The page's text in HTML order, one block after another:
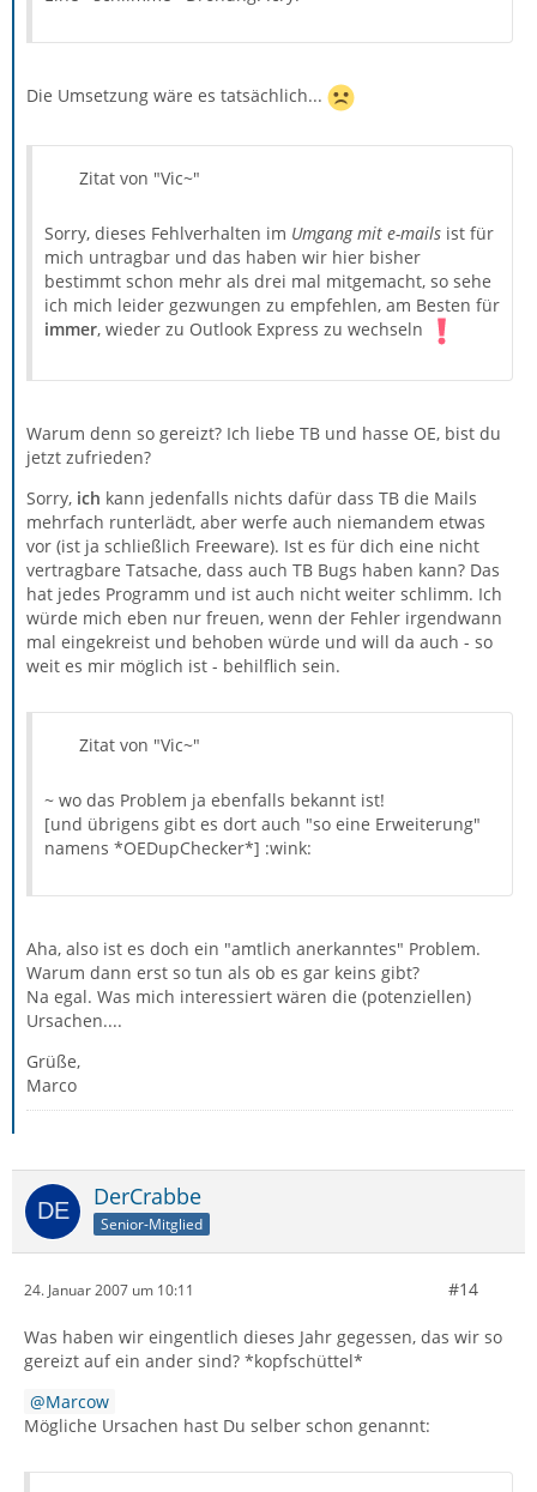
Die Umsetzung wäre es tatsächlich...
Zitat von "Vic~"
Sorry, dieses Fehlverhalten im Umgang mit e-mails ist für
mich untragbar und das haben wir hier bisher
bestimmt schon mehr als drei mal mitgemacht, so sehe
ich mich leider gezwungen zu empfehlen, am Besten für
immer, wieder zu Outlook Express zu wechseln
Warum denn so gereizt? Ich liebe TB und hasse OE, bist du
jetzt zufrieden?
Sorry, ich kann jedenfalls nichts dafür dass TB die Mails
mehrfach runterlädt, aber werfe auch niemandem etwas
vor (ist ja schließlich Freeware). Ist es für dich eine nicht
vertragbare Tatsache, dass auch TB Bugs haben kann? Das
hat jedes Programm und ist auch nicht weiter schlimm. Ich
würde mich eben nur freuen, wenn der Fehler irgendwann
mal eingekreist und behoben würde und will da auch - so
weit es mir möglich ist - behilflich sein.
Zitat von "Vic~"
~ wo das Problem ja ebenfalls bekannt ist!
[und übrigens gibt es dort auch "so eine Erweiterung"
namens *OEDupChecker*] :wink:
Aha, also ist es doch ein "amtlich anerkanntes" Problem.
Warum dann erst so tun als ob es gar keins gibt?
Na egal. Was mich interessiert wären die (potenziellen)
Ursachen....
Grüße,
Marco
DerCrabbe
Senior-Mitglied
24. Januar 2007 um 10:11 #14
Was haben wir eingentlich dieses Jahr gegessen, das wir so
gereizt auf ein ander sind? *kopfschüttel*
Marcow
Mögliche Ursachen hast Du selber schon genannt: